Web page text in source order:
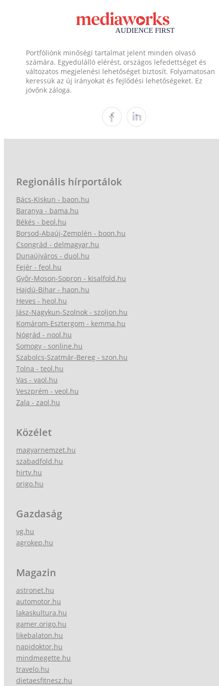
Portfóliónk minőségi tartalmat jelent minden olvasó
számára. Egyedülálló elérést, országos lefedettséget és
változatos megjelenési lehetőséget biztosít. Folyamatosan
keressük az új irányokat és fejlődési lehetőségeket. Ez
jövőnk záloga.
Regionális hírportálok
Bács-Kiskun - baon.hu
Baranya - bama.hu
Békés - beol.hu
Borsod-Abaúj-Zemplén - boon.hu
Csongrád - delmagyar.hu
Dunaújváros - duol.hu
Fejér - feol.hu
Győr-Moson-Sopron - kisalfold.hu
Hajdú-Bihar - haon.hu
Heves - heol.hu
Jász-Nagykun-Szolnok - szoljon.hu
Komárom-Esztergom - kemma.hu
Nógrád - nool.hu
Somogy - sonline.hu
Szabolcs-Szatmár-Bereg - szon.hu
Tolna - teol.hu
Vas - vaol.hu
Veszprém - veol.hu
Zala - zaol.hu
Közélet
magyarnemzet.hu
szabadfold.hu
hirtv.hu
origo.hu
Gazdaság
vg.hu
agrokep.hu
Magazin
astronet.hu
automotor.hu
lakaskultura.hu
gamer.origo.hu
likebalaton.hu
napidoktor.hu
mindmegette.hu
travelo.hu
dietaesfitnesz.hu